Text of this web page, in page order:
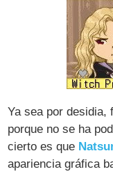
Ya sea por desidia,
porque no se ha
cierto es que
apariencia gráfica